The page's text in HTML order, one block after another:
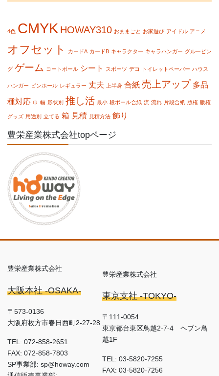
4色 CMYK HOWAY310 おままごと お家遊び アイドル アニメ
オフセット カードA カードB キャラクター キャラハンガー グルーピン
グ ゲーム コートボール シート スポーツ デコ トイレットペーパー ハウス
ハンガー ピンホール レギュラー 丈夫 上半身 合紙 売上アップ 多品
種対応 巾 幅 形状別 推し活 最小 段ボール合紙 流 流れ 片段合紙 版権 版権
グッズ 用途別 立てる 箱 見積 見積方法 飾り
豊栄産業株式会社topページ
豊栄産業株式会社
大阪本社 -OSAKA-
〒573-0136
大阪府枚方市春日西町2-27-28
TEL: 072-858-2651
FAX: 072-858-7803
SP事業部: sp@howay.com
豊栄産業株式会社
東京支社 -TOKYO-
〒111-0054
東京都台東区鳥越2-7-4 ヘブン鳥
越1F
TEL: 03-5820-7255
FAX: 03-5820-7256